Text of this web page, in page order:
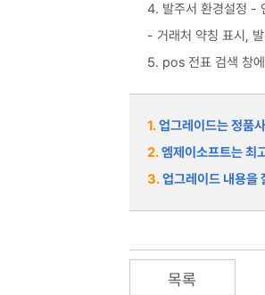
4. 발주서 환경설정 -
- 거래처 약칭 표시,
5. pos 전표 검색 창
1.업그레이드는 정품
2.엠제이소프트는 최
3.업그레이드 내용을
목록